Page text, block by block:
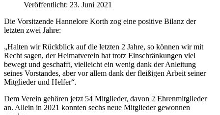
Veröffentlicht: 23. Juni 2021
Die Vorsitzende Hannelore Korth zog eine positive Bilanz der
letzten zwei Jahre:
„Halten wir Rückblick auf die letzten 2 Jahre, so können wir mit
Recht sagen, der Heimatverein hat trotz Einschränkungen viel
bewegt und geschafft, vielleicht ein wenig dank der Anleitung
seines Vorstandes, aber vor allem dank der fleißigen Arbeit seiner
Mitglieder und Helfer“.
Dem Verein gehören jetzt 54 Mitglieder, davon 2 Ehrenmitglieder
an. Allein in 2021 konnten sechs neue Mitglieder gewonnen